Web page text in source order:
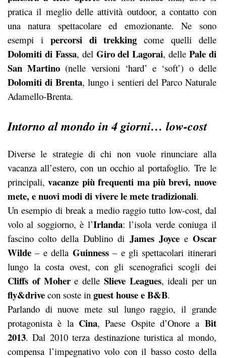
pratica il meglio delle attività outdoor, a contatto con
una natura spettacolare ed emozionante. Ne sono
esempi i percorsi di trekkingcome quelli delle
Dolomiti di Fassa, del Giro del Lagorai, delle Pale di
San Martino (nelle versioni ‘hard’ e ‘soft’) o delle
Dolomiti di Brenta, lungo i sentieri del Parco Naturale
Adamello-Brenta.
Intorno al mondo in 4 giorni… low-cost
Diverse le strategie di chi non vuole rinunciare alla
vacanza all’estero, con un occhio al portafoglio. Tre le
principali,vacanze più frequenti ma più brevi, nuove
mete, e nuovi modi di vivere le mete tradizionali.
Un esempio di break a medio raggio tutto low-cost, dal
volo al soggiorno, è l’Irlanda: l’isola verde coniuga il
fascino colto della Dublino di James Joycee Oscar
Wilde – e della Guinness– e gli spettacolari itinerari
lungo la costa ovest, con gli scenografici scogli dei
Cliffs of Mohere delle Slieve Leagues, ideali per un
fly&drive con soste in guest house e B&B.
Parlando di nuove mete sul lungo raggio, il grande
protagonista è la Cina, Paese Ospite d’Onore a Bit
2013. Dal 2010 terza destinazione turistica al mondo,
compensa l’impegnativo volo con il basso costo della